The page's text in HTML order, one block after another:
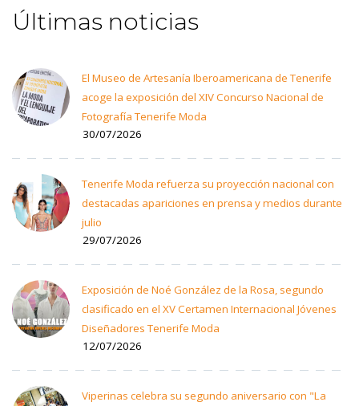
Últimas noticias
El Museo de Artesanía Iberoamericana de Tenerife
acoge la exposición del XIV Concurso Nacional de
Fotografía Tenerife Moda
30/07/2026
Tenerife Moda refuerza su proyección nacional con
destacadas apariciones en prensa y medios durante
julio
29/07/2026
Exposición de Noé González de la Rosa, segundo
clasificado en el XV Certamen Internacional Jóvenes
Diseñadores Tenerife Moda
12/07/2026
Viperinas celebra su segundo aniversario con "La